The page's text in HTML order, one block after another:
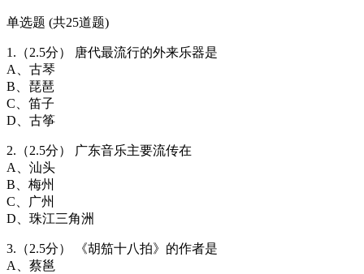
单选题 (共25道题)
1.（2.5分） 唐代最流行的外来乐器是
A、古琴
B、琵琶
C、笛子
D、古筝
2.（2.5分） 广东音乐主要流传在
A、汕头
B、梅州
C、广州
D、珠江三角洲
3.（2.5分） 《胡笳十八拍》的作者是
A、蔡邕